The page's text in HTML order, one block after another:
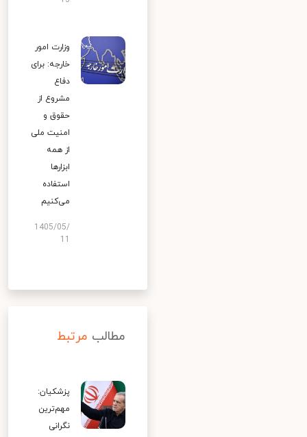
وزارت امور
خارجه: برای
دفاع
مشروع از
حقوق و
امنیت ملی
از همه
ابزارها
استفاده
می‌کنیم
1405/05/
مطالب مرتبط
پزشکیان:
مهم‌ترین
نگرانی